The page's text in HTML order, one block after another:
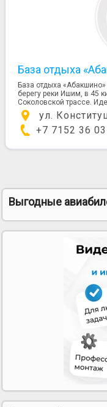
База отдыха
База отдыха
берегу реки Ишим, в 45
Соколовской трассе.
ул.
+7 7152 36
Выгодные